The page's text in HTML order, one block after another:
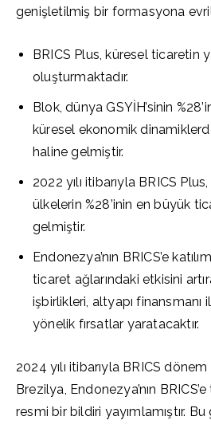
genişletilmiş bir formasyona
BRICS Plus, küresel ticaretin
oluşturmaktadır.
Blok, dünya GSYİH’sinin
küresel ekonomik
haline gelmiştir.
2022 yılı itibarıyla BRICS
ülkelerin %28’inin en büyük
gelmiştir.
Endonezya’nın BRICS’e
ticaret ağlarındaki etkisini
işbirlikleri, altyapı
yönelik fırsatlar yaratacaktır.
2024 yılı itibarıyla BRICS dönem
Brezilya, Endonezya’nın
resmi bir bildiri yayımlamıştır.